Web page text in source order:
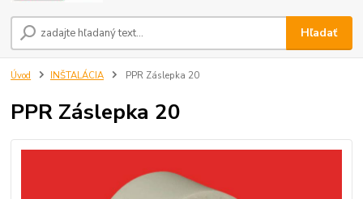
Hľadať
Úvod INŠTALÁCIA PPR Záslepka 20
PPR Záslepka 20